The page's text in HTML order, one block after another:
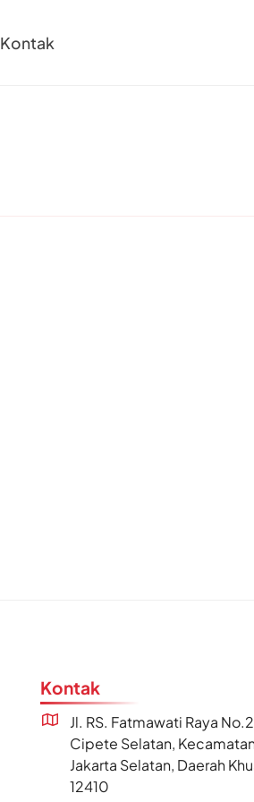
Kontak
Kontak
Jl. RS. Fatmawati Raya
Cipete Selatan,
Jakarta Selatan, Daerah
12410